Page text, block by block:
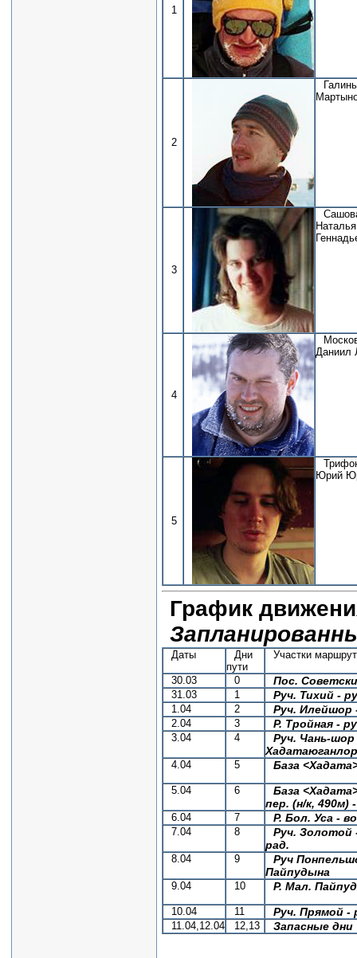
1
2
3
Наталья
4
Даниил
5
Юрий
График
Даты
Дни
пути
Участки
30.03 0 Пос.
31.03 1 Руч. Тихий -
1.04 2 Руч. Илейшор
2.04 3 Р. Тройная -
3.04 4
Руч. Чань-шор
4.04 5 База
5.04 6
База
пер. (н/к, 490м)
6.04 7 Р. Бол. Уса -
7.04 8
Руч. Золотой
рад.
8.04 9
Руч
Пайпудына
9.04 10 Р. Мал.
10.04 11 Руч. Прямой -
11.04,12.04 12,13 Запасные дни